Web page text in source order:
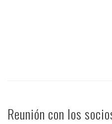
Reunión con los